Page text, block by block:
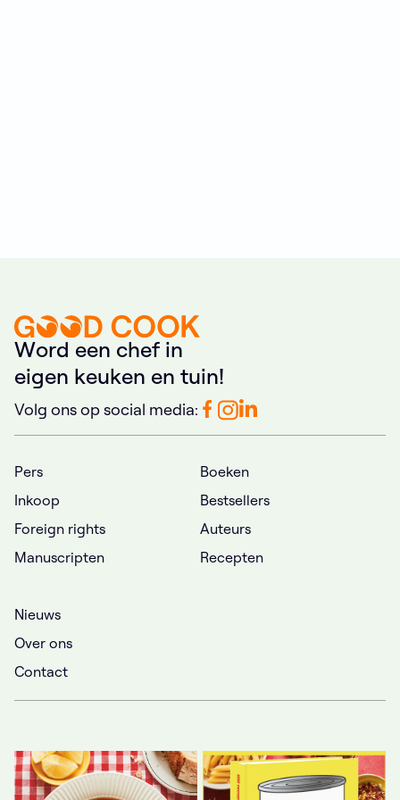
Word een chef in
eigen keuken en tuin!
Volg ons op social media:
Pers
Inkoop
Foreign rights
Manuscripten
Boeken
Bestsellers
Auteurs
Recepten
Nieuws
Over ons
Contact